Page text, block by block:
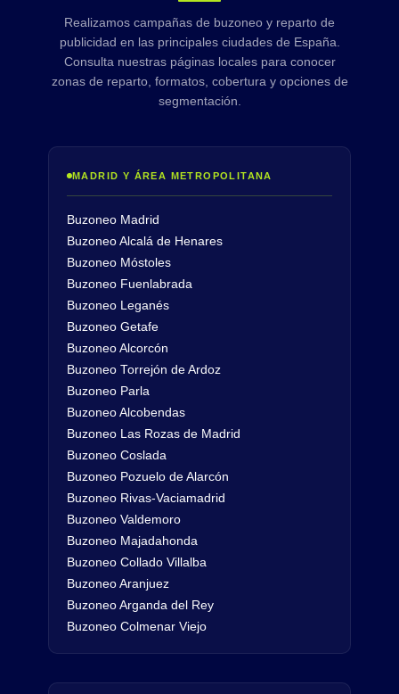
Realizamos campañas de buzoneo y reparto de
publicidad en las principales ciudades de España.
Consulta nuestras páginas locales para conocer
zonas de reparto, formatos, cobertura y opciones de
segmentación.
MADRID Y ÁREA METROPOLITANA
Buzoneo Madrid
Buzoneo Alcalá de Henares
Buzoneo Móstoles
Buzoneo Fuenlabrada
Buzoneo Leganés
Buzoneo Getafe
Buzoneo Alcorcón
Buzoneo Torrejón de Ardoz
Buzoneo Parla
Buzoneo Alcobendas
Buzoneo Las Rozas de Madrid
Buzoneo Coslada
Buzoneo Pozuelo de Alarcón
Buzoneo Rivas-Vaciamadrid
Buzoneo Valdemoro
Buzoneo Majadahonda
Buzoneo Collado Villalba
Buzoneo Aranjuez
Buzoneo Arganda del Rey
Buzoneo Colmenar Viejo